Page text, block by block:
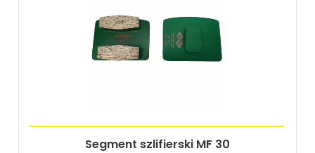
Segment szlifierski MF 30